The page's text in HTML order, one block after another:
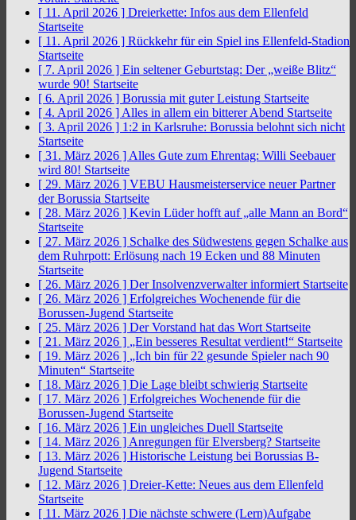
[ 11. April 2026 ] Dreierkette: Infos aus dem Ellenfeld
Startseite
[ 11. April 2026 ] Rückkehr für ein Spiel ins Ellenfeld-Stadion
Startseite
[ 7. April 2026 ] Ein seltener Geburtstag: Der „weiße Blitz“
wurde 90! Startseite
[ 6. April 2026 ] Borussia mit guter Leistung Startseite
[ 4. April 2026 ] Alles in allem ein bitterer Abend Startseite
[ 3. April 2026 ] 1:2 in Karlsruhe: Borussia belohnt sich nicht
Startseite
[ 31. März 2026 ] Alles Gute zum Ehrentag: Willi Seebauer
wird 80! Startseite
[ 29. März 2026 ] VEBU Hausmeisterservice neuer Partner
der Borussia Startseite
[ 28. März 2026 ] Kevin Lüder hofft auf „alle Mann an Bord“
Startseite
[ 27. März 2026 ] Schalke des Südwestens gegen Schalke aus
dem Ruhrpott: Erlösung nach 19 Ecken und 88 Minuten
Startseite
[ 26. März 2026 ] Der Insolvenzverwalter informiert Startseite
[ 26. März 2026 ] Erfolgreiches Wochenende für die
Borussen-Jugend Startseite
[ 25. März 2026 ] Der Vorstand hat das Wort Startseite
[ 21. März 2026 ] „Ein besseres Resultat verdient!“ Startseite
[ 19. März 2026 ] „Ich bin für 22 gesunde Spieler nach 90
Minuten“ Startseite
[ 18. März 2026 ] Die Lage bleibt schwierig Startseite
[ 17. März 2026 ] Erfolgreiches Wochenende für die
Borussen-Jugend Startseite
[ 16. März 2026 ] Ein ungleiches Duell Startseite
[ 14. März 2026 ] Anregungen für Elversberg? Startseite
[ 13. März 2026 ] Historische Leistung bei Borussias B-
Jugend Startseite
[ 12. März 2026 ] Dreier-Kette: Neues aus dem Ellenfeld
Startseite
[ 11. März 2026 ] Die nächste schwere (Lern)Aufgabe